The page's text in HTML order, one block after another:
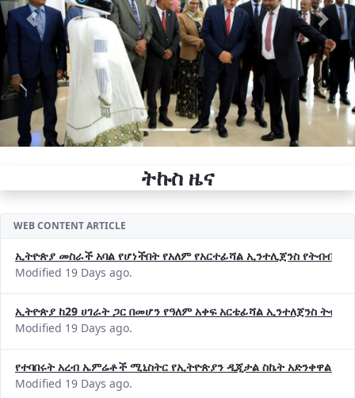
Previous Next
ትኩስ ዜና
WEB CONTENT ARTICLE
ኢትዮጵያ መስራች አባል የሆነችበት የአለም የአርተፊሻል ኢንተሊጀንስ የትብብር
Modified 19 Days ago.
ኢትዮጵያ ከ29 ሀገራት ጋር በመሆን የዓለም አቀፍ አርቴፊሻል ኢንተለጀንስ
Modified 19 Days ago.
የተባበሩት አረብ ኤምሬቶች ሚኒስትር የኢትዮጵያን ዲጂታል ስኬት አድንቀዋል
Modified 19 Days ago.